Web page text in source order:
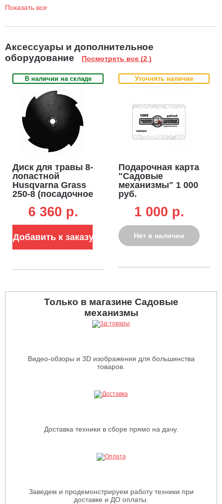
Показать все
Аксессуары и дополнительное
оборудование
Посмотреть все (2 )
В наличии на складе
Диск для травы 8-
лопастной
Husqvarna Grass
250-8 (посадочное
мм), диаметр
диска 250 мм.)
6 360 p.
Добавить к заказу
Уточнять наличие
Подарочная карта
"Садовые
механизмы" 1 000
руб.
1 000 p.
Нет в наличии
Только в магазине Садовые
механизмы
Видео-обзоры и 3D изображения для большинства
товаров.
Доставка техники в сборе прямо на дачу.
Заведем и продемонстрируем работу техники при
доставке и ДО оплаты.